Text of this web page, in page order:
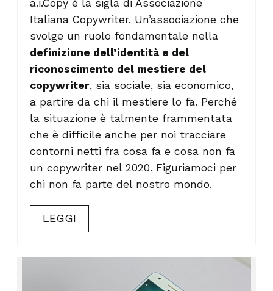
a.i.Copy è la sigla di Associazione
Italiana Copywriter. Un’associazione che
svolge un ruolo fondamentale nella
definizione dell’identità e del
riconoscimento del mestiere del
copywriter, sia sociale, sia economico,
a partire da chi il mestiere lo fa. Perché
la situazione è talmente frammentata
che è difficile anche per noi tracciare
contorni netti fra cosa fa e cosa non fa
un copywriter nel 2020. Figuriamoci per
chi non fa parte del nostro mondo.
LEGGI